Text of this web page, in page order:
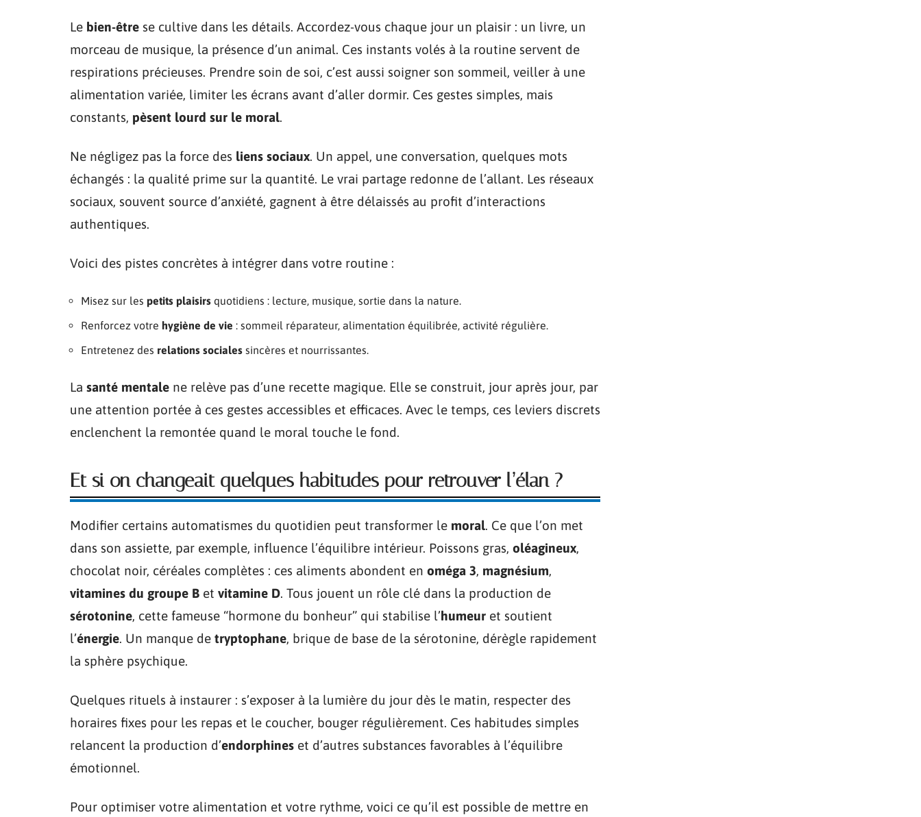
Le bien-être se cultive dans les détails. Accordez-vous chaque jour un plaisir : un livre, un
morceau de musique, la présence d’un animal. Ces instants volés à la routine servent de
respirations précieuses. Prendre soin de soi, c’est aussi soigner son sommeil, veiller à une
alimentation variée, limiter les écrans avant d’aller dormir. Ces gestes simples, mais
constants, pèsent lourd sur le moral.
Ne négligez pas la force des liens sociaux. Un appel, une conversation, quelques mots
échangés : la qualité prime sur la quantité. Le vrai partage redonne de l’allant. Les réseaux
sociaux, souvent source d’anxiété, gagnent à être délaissés au profit d’interactions
authentiques.
Voici des pistes concrètes à intégrer dans votre routine :
Misez sur les petits plaisirs quotidiens : lecture, musique, sortie dans la nature.
Renforcez votre hygiène de vie : sommeil réparateur, alimentation équilibrée, activité régulière.
Entretenez des relations sociales sincères et nourrissantes.
La santé mentale ne relève pas d’une recette magique. Elle se construit, jour après jour, par
une attention portée à ces gestes accessibles et efficaces. Avec le temps, ces leviers discrets
enclenchent la remontée quand le moral touche le fond.
Et si on changeait quelques habitudes pour retrouver l’élan ?
Modifier certains automatismes du quotidien peut transformer le moral. Ce que l’on met
dans son assiette, par exemple, influence l’équilibre intérieur. Poissons gras, oléagineux,
chocolat noir, céréales complètes : ces aliments abondent en oméga 3, magnésium,
vitamines du groupe B et vitamine D. Tous jouent un rôle clé dans la production de
sérotonine, cette fameuse “hormone du bonheur” qui stabilise l’humeur et soutient
l’énergie. Un manque de tryptophane, brique de base de la sérotonine, dérègle rapidement
la sphère psychique.
Quelques rituels à instaurer : s’exposer à la lumière du jour dès le matin, respecter des
horaires fixes pour les repas et le coucher, bouger régulièrement. Ces habitudes simples
relancent la production d’endorphines et d’autres substances favorables à l’équilibre
émotionnel.
Pour optimiser votre alimentation et votre rythme, voici ce qu’il est possible de mettre en